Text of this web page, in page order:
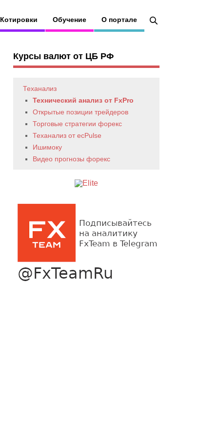
Котировки Обучение О портале
Курсы валют от ЦБ РФ
Теханализ
Технический анализ от FxPro
Открытые позиции трейдеров
Торговые стратегии форекс
Теханализ от ecPulse
Ишимоку
Видео прогнозы форекс